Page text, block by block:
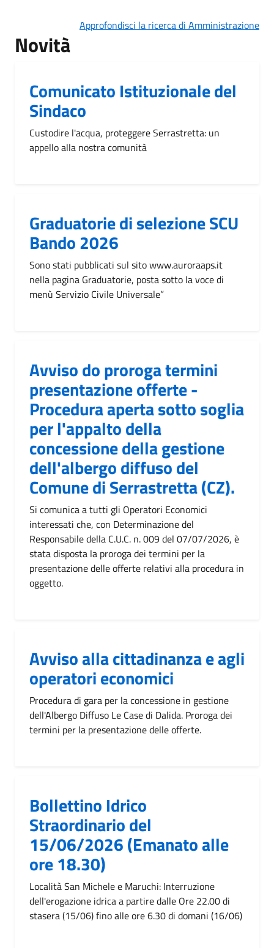
Approfondisci la ricerca di Amministrazione
Novità
Comunicato Istituzionale del
Sindaco
Custodire l'acqua, proteggere Serrastretta: un
appello alla nostra comunità
Graduatorie di selezione SCU
Bando 2026
Sono stati pubblicati sul sito www.auroraaps.it
nella pagina Graduatorie, posta sotto la voce di
menù Servizio Civile Universale”
Avviso do proroga termini
presentazione offerte -
Procedura aperta sotto soglia
per l'appalto della
concessione della gestione
dell'albergo diffuso del
Comune di Serrastretta (CZ).
Si comunica a tutti gli Operatori Economici
interessati che, con Determinazione del
Responsabile della C.U.C. n. 009 del 07/07/2026, è
stata disposta la proroga dei termini per la
presentazione delle offerte relativi alla procedura in
oggetto.
Avviso alla cittadinanza e agli
operatori economici
Procedura di gara per la concessione in gestione
dell'Albergo Diffuso Le Case di Dalida. Proroga dei
termini per la presentazione delle offerte.
Bollettino Idrico
Straordinario del
15/06/2026 (Emanato alle
ore 18.30)
Località San Michele e Maruchi: Interruzione
dell'erogazione idrica a partire dalle Ore 22.00 di
stasera (15/06) fino alle ore 6.30 di domani (16/06)